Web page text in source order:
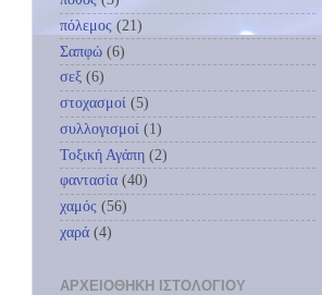
πόλεμος (21)
Σαπφώ (6)
σεξ (6)
στοχασμοί (5)
συλλογισμοί (1)
Τοξική Αγάπη (2)
φαντασία (40)
χαμός (56)
χαρά (4)
ΑΡΧΕΙΟΘΉΚΗ ΙΣΤΟΛΟΓΊΟΥ